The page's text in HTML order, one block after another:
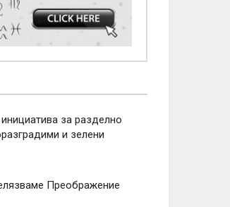
за разделно
и зелени
Преображение